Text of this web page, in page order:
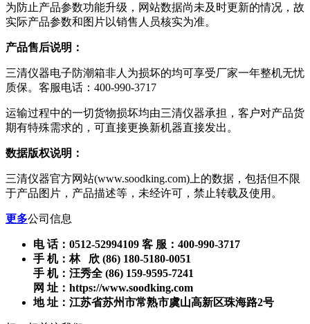
为防止产品参数功能升级，网站数据尚未及时更新的情况，故
实际产品参数和图片以销售人员核实为准。
产品售后说明：
三清仪器电子防潮箱非人为损坏的均可享受厂家一年整机无忧
质保。客服电话：400-990-3717
运输过程中的一切货物损坏均由三清仪器承担，客户对产品货
期有特殊需求的，可直接更换新机器直接发出。
数据版权说明：
三清仪器官方网站(www.soodking.com)上的数据，包括但不限
于产品图片，产品描述等，未经许可，禁止转载及使用。
更多公司信息
电 话：0512-52994109 客 服：400-990-3717
手 机：林 欣 (86) 180-5180-0051
手 机：汪秀全 (86) 159-9595-7241
网 址：https://www.soodking.com
地 址：江苏省苏州市常熟市虞山高新区珠海路2号